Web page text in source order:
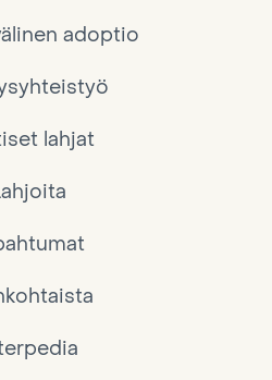
adoptio
lahjat